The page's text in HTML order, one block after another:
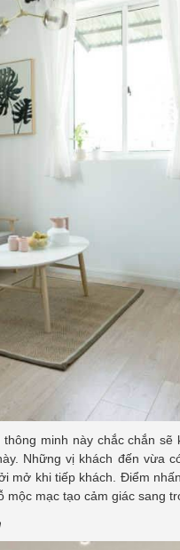
minh này chắc chắn
Những vị khách đến vừa
mở khi tiếp khách. Điểm
mạc tạo cảm giác sang